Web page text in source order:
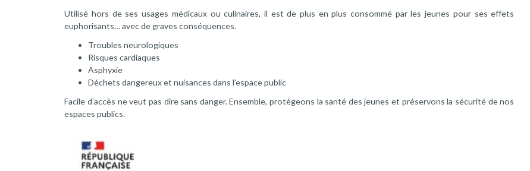
Utilisé hors de ses usages médicaux ou culinaires, il est de plus en plus consommé par les jeunes pour ses effets
euphorisants… avec de graves conséquences.
Troubles neurologiques
Risques cardiaques
Asphyxie
Déchets dangereux et nuisances dans l’espace public
Facile d’accès ne veut pas dire sans danger. Ensemble, protégeons la santé des jeunes et préservons la sécurité de nos
espaces publics.